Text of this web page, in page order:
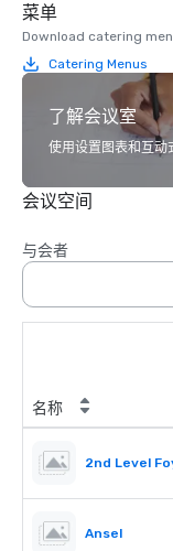
菜单
Download catering
Catering Menus
了解会议室
使用设置图表和互动
会议空间
与会者
名称
2nd Level
Ansel